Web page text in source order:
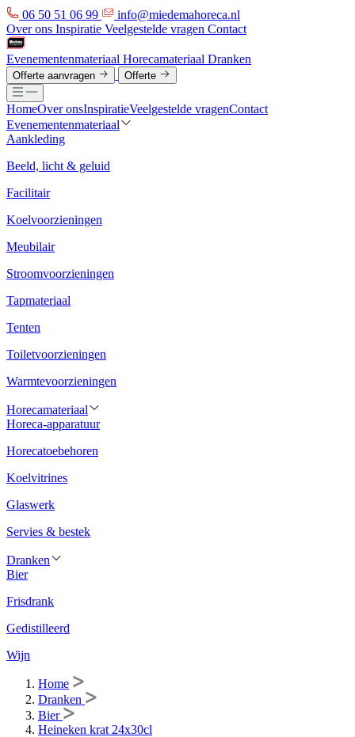
06 50 51 06 99
info@miedemahoreca.nl
Over ons Inspiratie Veelgestelde vragen Contact
Evenementenmateriaal Horecamateriaal Dranken
Offerte aanvragen Offerte
HomeOver onsInspiratieVeelgestelde vragenContact
Evenementenmateriaal
Aankleding
Beeld, licht & geluid
Facilitair
Koelvoorzieningen
Meubilair
Stroomvoorzieningen
Tapmateriaal
Tenten
Toiletvoorzieningen
Warmtevoorzieningen
Horecamateriaal
Horeca-apparatuur
Horecatoebehoren
Koelvitrines
Glaswerk
Servies & bestek
Dranken
Bier
Frisdrank
Gedistilleerd
Wijn
Home
Dranken
Bier
Heineken krat 24x30cl